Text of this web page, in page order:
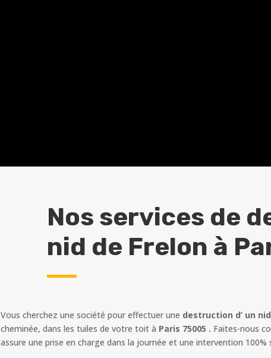
Nos services de
nid de Frelon à
Vous cherchez une société pour effectuer une destruction d’ un
cheminée, dans les tuiles de votre toit à Paris 75005 . Faites-nous
assure une prise en charge dans la journée et une intervention 100%